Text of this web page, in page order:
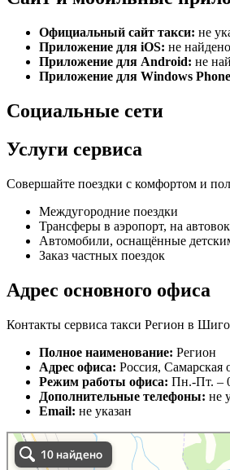
Официальный сайт такси: не
Приложение для iOS: не
Приложение для Android: не
Приложение для Windows
Социальные сети
Услуги сервиса
Совершайте поездки с комфортом и
Междугородние поездки
Трансферы в аэропорт, на
Автомобили, оснащённые
Заказ частных поездок
Адрес основного офиса
Контакты сервиса такси Регион в
Полное наименование: Регион
Адрес офиса: Россия,
Режим работы офиса: Пн.-Пт. –
Дополнительные телефоны: не
Email: не указан